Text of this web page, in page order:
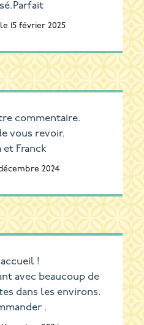
15 février 2025
commentaire.
vous revoir.
et Franck
2024
!
avec beaucoup de
dans les environs.
.